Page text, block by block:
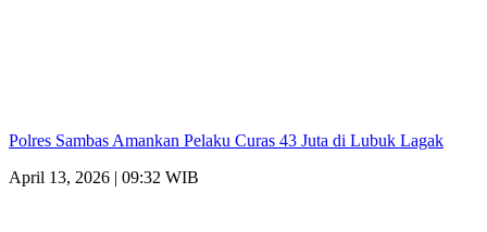
Polres Sambas Amankan Pelaku Curas 43 Juta di Lubuk Lagak
April 13, 2026 | 09:32 WIB